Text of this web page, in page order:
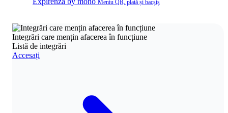
Meniu QR, plată și bacșiș
Integrări care mențin afacerea în funcțiune
Listă de integrări
Accesați